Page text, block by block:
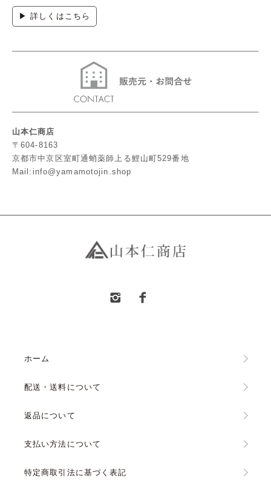
▶ 詳しくはこちら
山本仁商店
〒604-8163
京都市中京区室町通蛸薬師上る鯉山町529番地
Mail:info@yamamotojin.shop
ホーム
配送・送料について
返品について
支払い方法について
特定商取引法に基づく表記